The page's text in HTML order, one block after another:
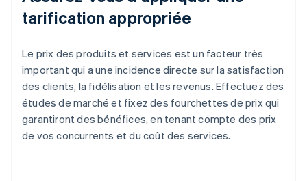
tarification appropriée
Le prix des produits et services est un facteur très
important qui a une incidence directe sur la satisfaction
des clients, la fidélisation et les revenus. Effectuez des
études de marché et fixez des fourchettes de prix qui
garantiront des bénéfices, en tenant compte des prix
de vos concurrents et du coût des services.